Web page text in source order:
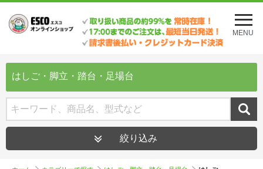
メ
ニ
ュ
を
MENU
はしご・脚立・踏台・足場台
絞り込み